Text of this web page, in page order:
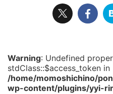
Warning: Undefined
stdClass::$access_token in
/home/momoshichino/
wp-content/plugins/yyi-